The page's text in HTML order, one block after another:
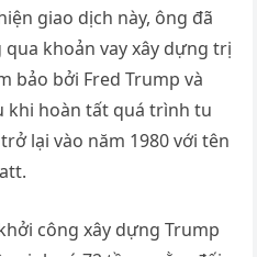
giao dịch này, ông đã
khoản vay xây dựng trị
bảo bởi Fred Trump và
khi hoàn tất quá trình tu
lại vào năm 1980 với tên
công xây dựng Trump